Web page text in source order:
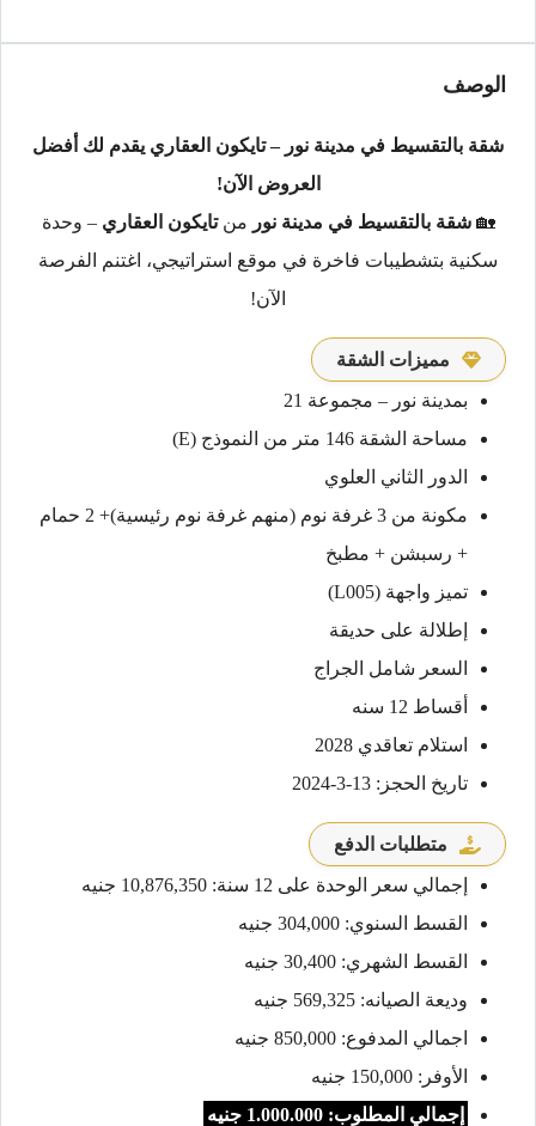
الوصف
شقة بالتقسيط في مدينة نور – تايكون العقاري يقدم لك أفضل
العروض الآن!
🏡شقة بالتقسيط في مدينة نور منتايكون العقاري – وحدة
سكنية بتشطيبات فاخرة في موقع استراتيجي، اغتنم الفرصة
الآن!
مميزات الشقة
بمدينة نور – مجموعة 21
مساحة الشقة 146 متر من النموذج (E)
الدور الثاني العلوي
مكونة من 3 غرفة نوم (منهم غرفة نوم رئيسية)+ 2 حمام
+ رسبشن + مطبخ
تميز واجهة (L005)
إطلالة على حديقة
السعر شامل الجراج
أقساط 12 سنه
استلام تعاقدي 2028
تاريخ الحجز: 13-3-2024
متطلبات الدفع
إجمالي سعر الوحدة على 12 سنة: 10,876,350 جنيه
القسط السنوي: 304,000 جنيه
القسط الشهري: 30,400 جنيه
وديعة الصيانه: 569,325 جنيه
اجمالي المدفوع: 850,000 جنيه
الأوفر: 150,000 جنيه
إجمالي المطلوب: 1.000.000 جنيه